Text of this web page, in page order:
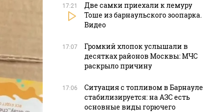
17:21
Две самки приехали к лемуру
Тоше из барнаульского зоопарка.
Видео
17:07
Громкий хлопок услышали в
десятках районов Москвы: МЧС
раскрыло причину
17:06
Ситуация с топливом в Барнауле
стабилизируется: на АЗС есть
основные виды горючего